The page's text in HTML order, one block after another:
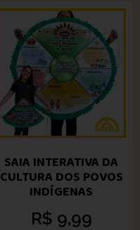
SAIA INTERATIVA DA
CULTURA DOS POVOS
INDÍGENAS
R$ 9,99